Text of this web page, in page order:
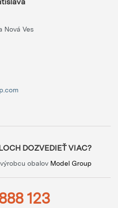
Nová Ves
DOZVEDIEŤ VIAC?
obalov Model Group
123